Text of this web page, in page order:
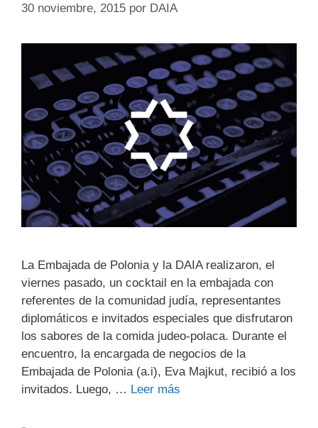
30 noviembre, 2015 por DAIA
La Embajada de Polonia y la DAIA realizaron, el
viernes pasado, un cocktail en la embajada con
referentes de la comunidad judía, representantes
diplomáticos e invitados especiales que disfrutaron
los sabores de la comida judeo-polaca. Durante el
encuentro, la encargada de negocios de la
Embajada de Polonia (a.i), Eva Majkut, recibió a los
invitados. Luego, … Leer más